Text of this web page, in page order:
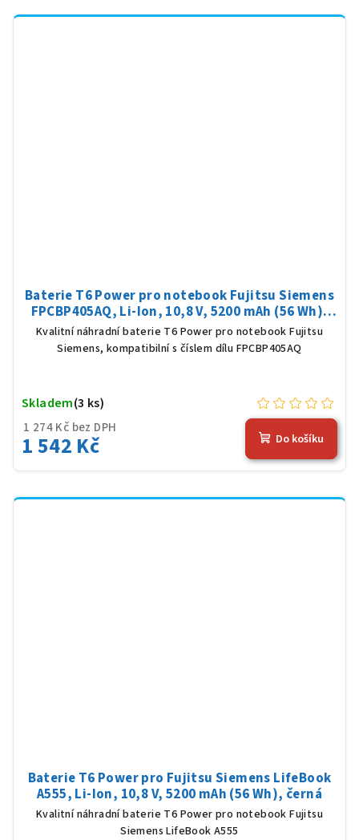
Baterie T6 Power pro notebook Fujitsu Siemens
FPCBP405AQ, Li-Ion, 10,8 V, 5200 mAh (56 Wh),
černá
Kvalitní náhradní baterie T6 Power pro notebook Fujitsu
Siemens, kompatibilní s číslem dílu FPCBP405AQ
1 274 Kč bez DPH
1 542 Kč
Skladem(3 ks)
Do košíku
Baterie T6 Power pro Fujitsu Siemens LifeBook
A555, Li-Ion, 10,8 V, 5200 mAh (56 Wh), černá
Kvalitní náhradní baterie T6 Power pro notebook Fujitsu
Siemens LifeBook A555